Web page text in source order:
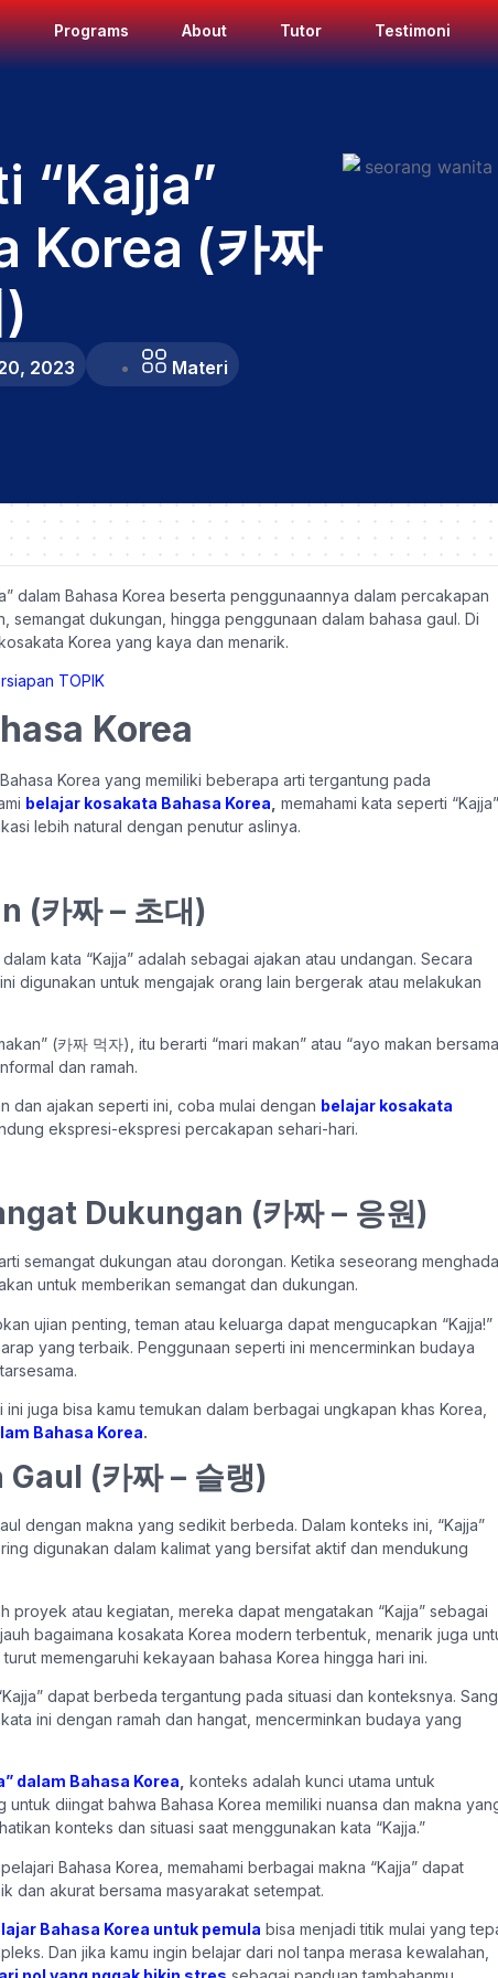
Programs About Tutor Testimoni
“Kajja”
Korea (카짜
2023 Materi
dalam Bahasa Korea beserta penggunaannya dalam percakapan
semangat dukungan, hingga penggunaan dalam bahasa gaul. Di
Korea yang kaya dan menarik.
Korea
Korea yang memiliki beberapa arti tergantung pada
belajar kosakata Bahasa Korea memahami kata seperti “Kajja”
lebih natural dengan penutur aslinya.
(카짜 – 초대)
kata “Kajja” adalah sebagai ajakan atau undangan. Secara
ini digunakan untuk mengajak orang lain bergerak atau melakukan
(카짜 먹자), itu berarti “mari makan” atau “ayo makan
dan ramah.
dan ajakan seperti ini, coba mulai dengan belajar kosakata
ekspresi-ekspresi percakapan sehari-hari.
Dukungan (카짜 – 응원)
semangat dukungan atau dorongan. Ketika seseorang
untuk memberikan semangat dan dukungan.
ujian penting, teman atau keluarga dapat mengucapkan “Kajja!”
yang terbaik. Penggunaan seperti ini mencerminkan budaya
juga bisa kamu temukan dalam berbagai ungkapan khas Korea,
Bahasa Korea.
(카짜 – 슬랭)
dengan makna yang sedikit berbeda. Dalam konteks ini, “Kajja”
digunakan dalam kalimat yang bersifat aktif dan mendukung
proyek atau kegiatan, mereka dapat mengatakan “Kajja” sebagai
bagaimana kosakata Korea modern terbentuk, menarik juga
memengaruhi kekayaan bahasa Korea hingga hari ini.
dapat berbeda tergantung pada situasi dan konteksnya.
ini dengan ramah dan hangat, mencerminkan budaya yang
dalam Bahasa Korea, konteks adalah kunci utama untuk
diingat bahwa Bahasa Korea memiliki nuansa dan makna
konteks dan situasi saat menggunakan kata “Kajja.”
Bahasa Korea, memahami berbagai makna “Kajja” dapat
dan akurat bersama masyarakat setempat.
Bahasa Korea untuk pemula bisa menjadi titik mulai yang
Dan jika kamu ingin belajar dari nol tanpa merasa kewalahan,